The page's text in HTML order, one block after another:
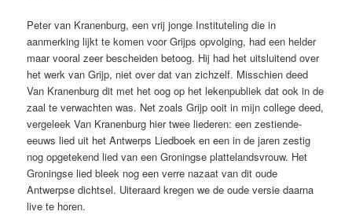
Peter van Kranenburg, een vrij jonge Instituteling die in
aanmerking lijkt te komen voor Grijps opvolging, had een helder
maar vooral zeer bescheiden betoog. Hij had het uitsluitend over
het werk van Grijp, niet over dat van zichzelf. Misschien deed
Van Kranenburg dit met het oog op het lekenpubliek dat ook in de
zaal te verwachten was. Net zoals Grijp ooit in mijn college deed,
vergeleek Van Kranenburg hier twee liederen: een zestiende-
eeuws lied uit het Antwerps Liedboek en een in de jaren zestig
nog opgetekend lied van een Groningse plattelandsvrouw. Het
Groningse lied bleek nog een verre nazaat van dit oude
Antwerpse dichtsel. Uiteraard kregen we de oude versie daarna
live te horen.